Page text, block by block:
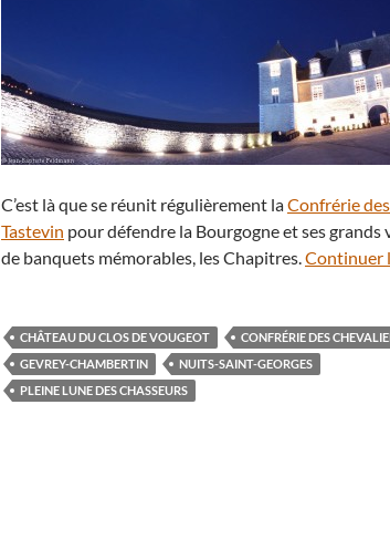
C’est là que se réunit régulièrement laConfrérie
Tastevin pour défendre la Bourgogne et ses grands
de banquets mémorables, les Chapitres.Continuer
CHÂTEAU DU CLOS DE VOUGEOT
CONFRÉRIE DES
GEVREY-CHAMBERTIN
NUITS-SAINT-GEORGES
PLEINE LUNE DES CHASSEURS